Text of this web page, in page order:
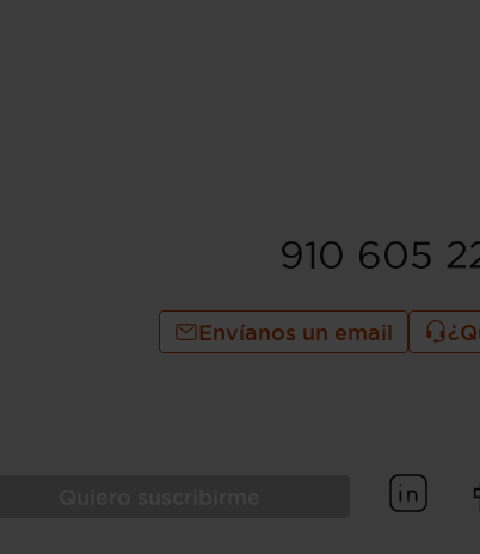
910 605
Envíanos un email